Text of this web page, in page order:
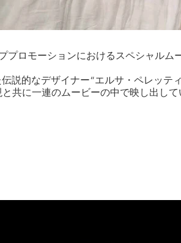
プロモーションにおけるスペシャルム
説的なデザイナー“エルサ・ペレッ
共に一連のムービーの中で映し出して